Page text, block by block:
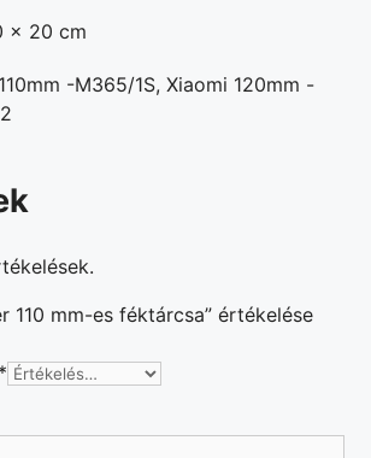
× 20 cm
-M365/1S, Xiaomi 120mm -
110 mm-es féktárcsa” értékelése
*